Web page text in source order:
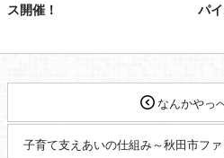
ス開催！
パ
なんかやっ
子育て支えあいの仕組み～秋田市フ